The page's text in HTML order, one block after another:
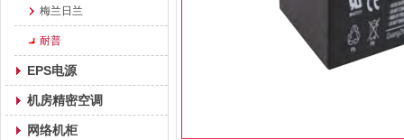
梅兰日兰
耐普
EPS电源
机房精密空调
网络机柜